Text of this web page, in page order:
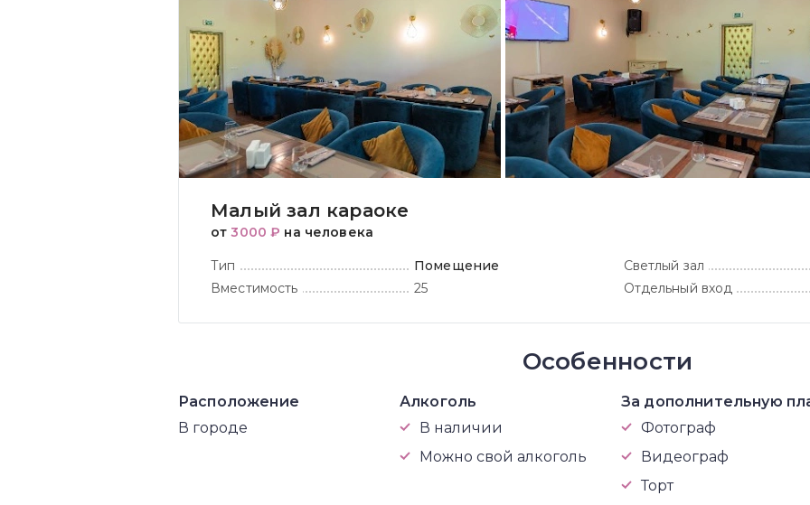
Малый зал караоке
от3000 ₽ на человека
Тип
Помещение
Вместимость
25
Светлый зал
Отдельный вход
Особенности
Расположение
В городе
Алкоголь
В наличии
Можно свой алкоголь
За дополнительную
Фотограф
Видеограф
Торт